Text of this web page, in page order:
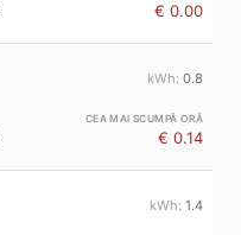
€ 0.00
0.8
€ 0.14
1.4